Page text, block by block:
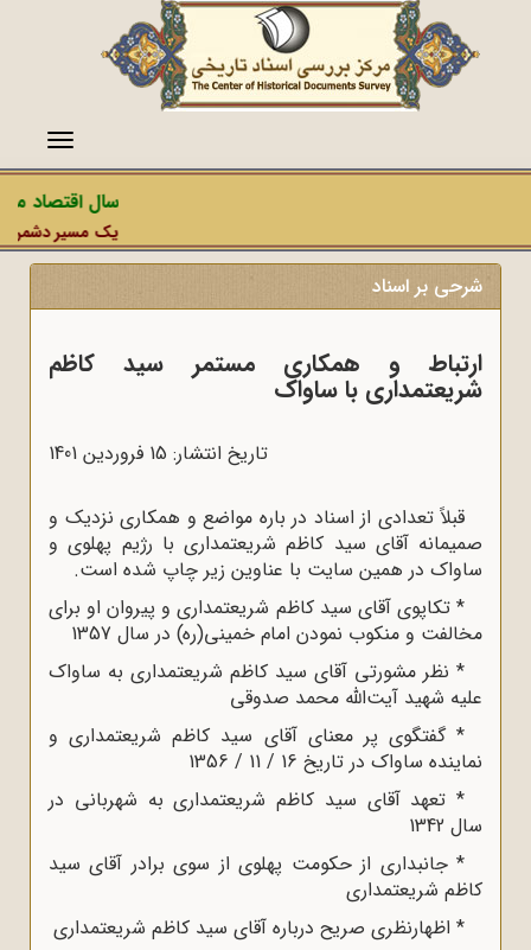
منو
سال اقتصاد
یک مسیر دشمن،
شرحی بر اسناد
ارتباط و همکاری مستمر سید کاظم
شریعتمداری با ساواک
تاریخ انتشار: 15 فروردين 1401
قبلاً تعدادی از اسناد در باره مواضع و همکاری نزدیک و
صمیمانه آقای سید کاظم شریعتمداری با رژیم پهلوی و
ساواک در همین سایت با عناوین زیر چاپ شده است.
* تکاپوی آقای سید کاظم شریعتمداری و پیروان او برای
مخالفت و منکوب نمودن امام خمینی(ره) در سال 1357
* نظر مشورتی آقای سید کاظم شریعتمداری به ساواک
علیه شهید آیت‌الله محمد صدوقی
* گفتگوی پر معنای آقای سید کاظم شریعتمداری و
نماینده ساواک در تاریخ 16 / 11 / 1356
* تعهد آقای سید کاظم شریعتمداری به شهربانی در
سال 1342
* جانبداری از حکومت پهلوی از سوی برادر آقای سید
کاظم شریعتمداری
* اظهارنظری صریح درباره آقای سید کاظم شریعتمداری